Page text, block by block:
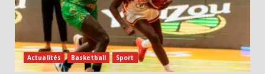
Actualités Basketball Sport